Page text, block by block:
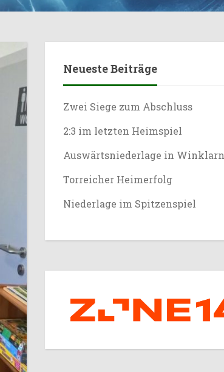
Neueste Beiträge
Zwei Siege zum Abschluss
2:3 im letzten Heimspiel
Auswärtsniederlage in Winklarn
Torreicher Heimerfolg
Niederlage im Spitzenspiel